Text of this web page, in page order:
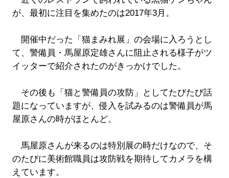
が、最初に注目を集めたのは2017年3月。
開催中だった「猫まみれ展」の会場に入ろうとし
て、警備員・馬屋原定雄さんに阻止される様子がツ
イッターで紹介されたのがきっかけでした。
その後も「猫と警備員の攻防」としてたびたび話
題になっていますが、侵入を試みるのは警備員が馬
屋原さんの時がほとんど。
馬屋原さんが来るのは特別展の時だけなので、そ
のたびに美術館職員は攻防戦を期待してカメラを構
えています。